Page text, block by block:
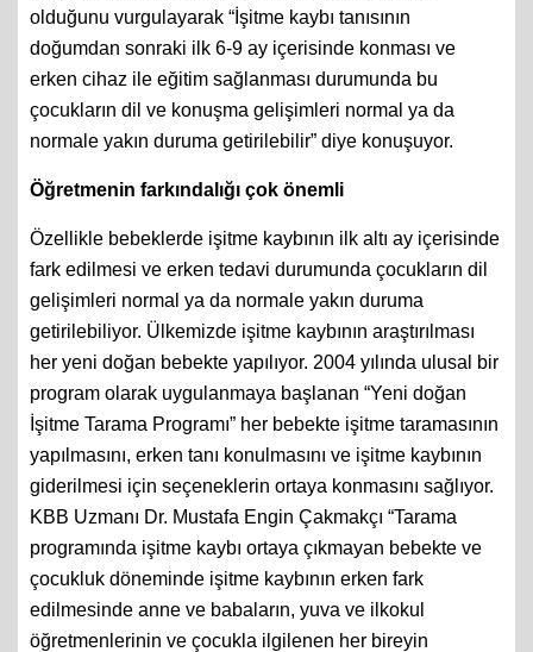
olduğunu vurgulayarak “İşitme kaybı tanısının
doğumdan sonraki ilk 6-9 ay içerisinde konması ve
erken cihaz ile eğitim sağlanması durumunda bu
çocukların dil ve konuşma gelişimleri normal ya da
normale yakın duruma getirilebilir” diye konuşuyor.
Öğretmenin farkındalığı çok önemli
Özellikle bebeklerde işitme kaybının ilk altı ay içerisinde
fark edilmesi ve erken tedavi durumunda çocukların dil
gelişimleri normal ya da normale yakın duruma
getirilebiliyor. Ülkemizde işitme kaybının araştırılması
her yeni doğan bebekte yapılıyor. 2004 yılında ulusal bir
program olarak uygulanmaya başlanan “Yeni doğan
İşitme Tarama Programı” her bebekte işitme taramasının
yapılmasını, erken tanı konulmasını ve işitme kaybının
giderilmesi için seçeneklerin ortaya konmasını sağlıyor.
KBB Uzmanı Dr. Mustafa Engin Çakmakçı “Tarama
programında işitme kaybı ortaya çıkmayan bebekte ve
çocukluk döneminde işitme kaybının erken fark
edilmesinde anne ve babaların, yuva ve ilkokul
öğretmenlerinin ve çocukla ilgilenen her bireyin